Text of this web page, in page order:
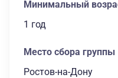
Минимальный
1 год
Место сбора группы
Ростов-на-Дону